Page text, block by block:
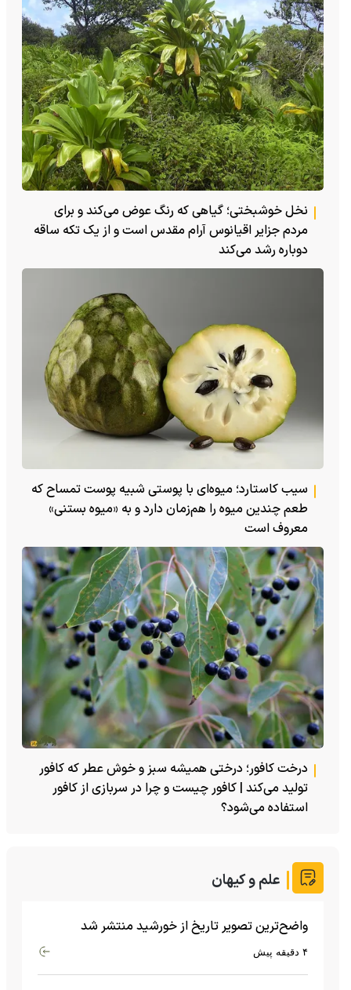
نخل خوشبختی؛ گیاهی که رنگ عوض می‌کند و برای
مردم جزایر اقیانوس آرام مقدس است و از یک تکه ساقه
دوباره رشد می‌کند
سیب کاستارد؛ میوه‌ای با پوستی شبیه پوست تمساح که
طعم چندین میوه را هم‌زمان دارد و به «میوه بستنی»
معروف است
درخت کافور؛ درختی همیشه سبز و خوش عطر که کافور
تولید می‌کند | کافور چیست و چرا در سربازی از کافور
استفاده می‌شود؟
علم و کیهان
واضح‌ترین تصویر تاریخ از خورشید منتشر شد
۴ دقیقه پیش